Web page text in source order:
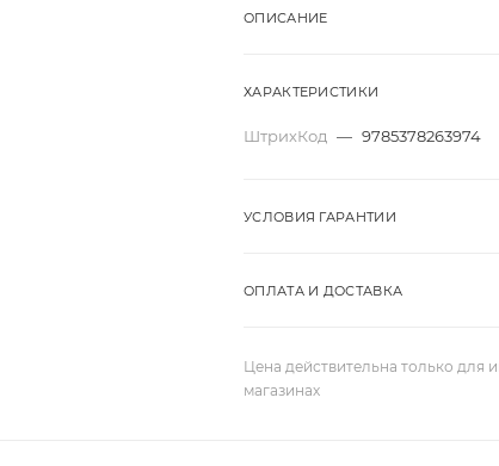
ОПИСАНИЕ
ХАРАКТЕРИСТИКИ
ШтрихКод — 9785378263974
УСЛОВИЯ ГАРАНТИИ
ОПЛАТА И ДОСТАВКА
Цена действительна только для
магазинах